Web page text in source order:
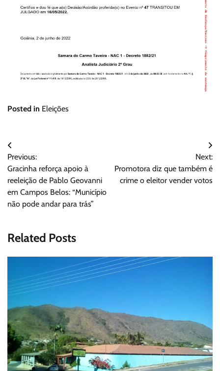
Posted in Eleições
Navegação
de
Post
Previous:
Gracinha reforça apoio à
reeleição de Pablo Geovanni
em Campos Belos: “Município
não pode andar para trás”
Next:
Promotora diz que também é
crime o eleitor vender votos
Related Posts